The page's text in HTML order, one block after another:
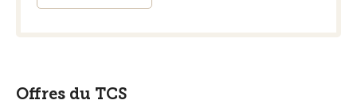
Offres du TCS